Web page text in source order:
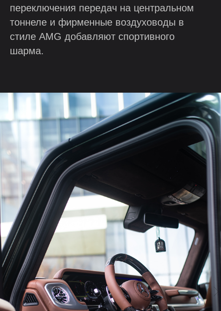
переключения передач на центральном
тоннеле и фирменные воздуховоды в
стиле AMG добавляют спортивного
шарма.